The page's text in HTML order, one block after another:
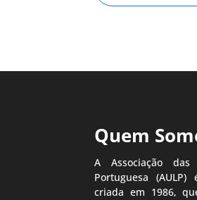
Quem
A Associação das
Portuguesa
criada em 1986,